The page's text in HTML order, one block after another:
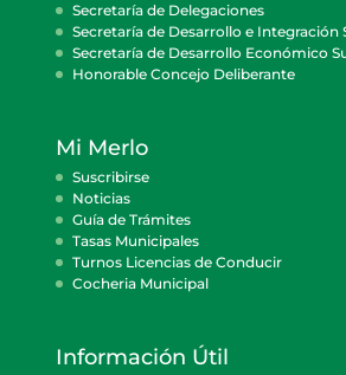
Secretaría de Delegaciones
Secretaría de Desarrollo e Integración
Secretaría de Desarrollo Económico
Honorable Concejo Deliberante
Mi Merlo
Suscribirse
Noticias
Guía de Trámites
Tasas Municipales
Turnos Licencias de Conducir
Cocheria Municipal
Información Útil